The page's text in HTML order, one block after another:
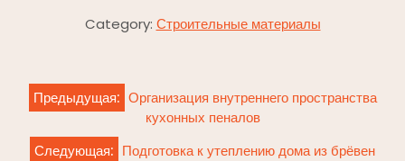
Category: Строительные материалы
Навигация
по
записям
Предыдущая: Организация внутреннего пространства
кухонных пеналов
Следующая: Подготовка к утеплению дома из брёвен